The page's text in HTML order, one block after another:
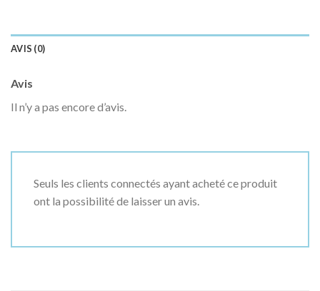
AVIS (0)
Avis
Il n’y a pas encore d’avis.
Seuls les clients connectés ayant acheté ce produit
ont la possibilité de laisser un avis.